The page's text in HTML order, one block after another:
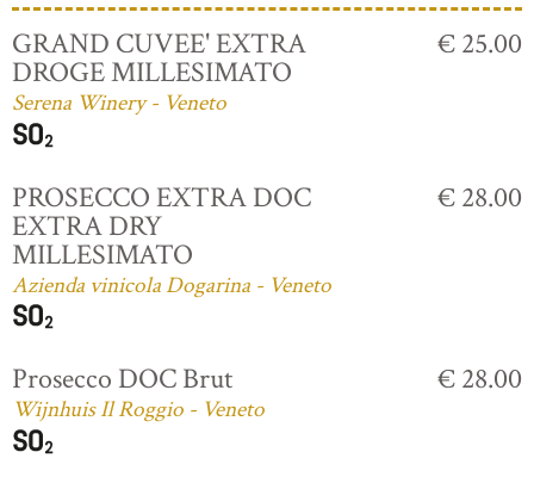
GRAND CUVEE' EXTRA
DROGE MILLESIMATO
Serena Winery - Veneto
€ 25.00
PROSECCO EXTRA DOC
EXTRA DRY
MILLESIMATO
Azienda vinicola Dogarina - Veneto
€ 28.00
Prosecco DOC Brut
Wijnhuis Il Roggio - Veneto
€ 28.00